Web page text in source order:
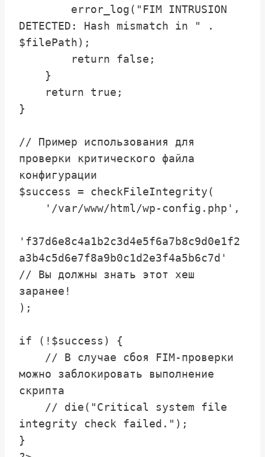
DETECTED: Hash mismatch in " .
$filePath);
}
// Пример использования для
проверки критического файла
конфигурации
$success = checkFileIntegrity(
'f37d6e8c4a1b2c3d4e5f6a7b8c9d0e1f2
a3b4c5d6e7f8a9b0c1d2e3f4a5b6c7d'
// Вы должны знать этот хеш
заранее!
);
if (!$success) {
можно заблокировать выполнение
скрипта
integrity check failed.");
}